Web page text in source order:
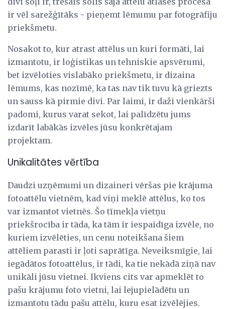
ir vēl sarežģītāks - pieņemt lēmumu par fotogrāfiju
priekšmetu.
Nosakot to, kur atrast attēlus un kuri formāti, lai
izmantotu, ir loģistikas un tehniskie apsvērumi,
bet izvēloties vislabāko priekšmetu, ir dizaina
lēmums, kas nozīmē, ka tas nav tik tuvu kā griezts
un sauss kā pirmie divi. Par laimi, ir daži vienkārši
padomi, kurus varat sekot, lai palīdzētu jums
izdarīt labākās izvēles jūsu konkrētajam
projektam.
Unikalitātes vērtība
Daudzi uzņēmumi un dizaineri vēršas pie krājuma
fotoattēlu vietnēm, kad viņi meklē attēlus, ko tos
var izmantot vietnēs. Šo tīmekļa vietņu
priekšrocība ir tāda, ka tām ir iespaidīga izvēle, no
kuriem izvēlēties, un cenu noteikšana šiem
attēliem parasti ir ļoti saprātīga. Neveiksmīgie, lai
iegādātos fotoattēlus, ir tādi, ka tie nekādā ziņā nav
unikāli jūsu vietnei. Ikviens cits var apmeklēt to
pašu krājumu foto vietni, lai lejupielādētu un
izmantotu tādu pašu attēlu, kuru esat izvēlējies.